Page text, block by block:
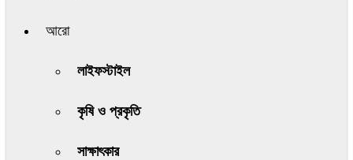
আরো
লাইফস্টাইল
কৃষি ও প্রকৃতি
সাক্ষাৎকার